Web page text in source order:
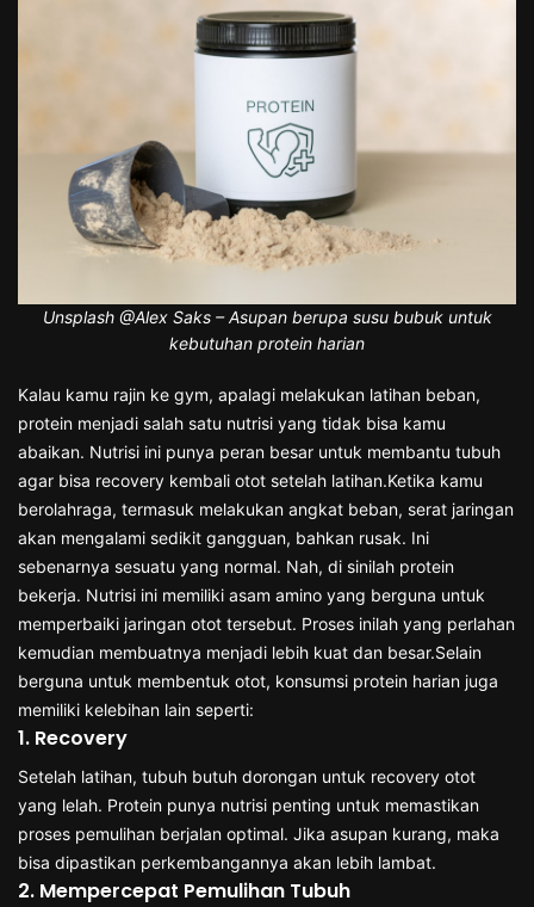
Unsplash @Alex Saks – Asupan berupa susu bubuk untuk
kebutuhan protein harian
Kalau kamu rajin ke gym, apalagi melakukan latihan beban,
protein menjadi salah satu nutrisi yang tidak bisa kamu
abaikan. Nutrisi ini punya peran besar untuk membantu tubuh
agar bisa recovery kembali otot setelah latihan.Ketika kamu
berolahraga, termasuk melakukan angkat beban, serat jaringan
akan mengalami sedikit gangguan, bahkan rusak. Ini
sebenarnya sesuatu yang normal. Nah, di sinilah protein
bekerja. Nutrisi ini memiliki asam amino yang berguna untuk
memperbaiki jaringan otot tersebut. Proses inilah yang perlahan
kemudian membuatnya menjadi lebih kuat dan besar.Selain
berguna untuk membentuk otot, konsumsi protein harian juga
memiliki kelebihan lain seperti:
1. Recovery
Setelah latihan, tubuh butuh dorongan untuk recovery otot
yang lelah. Protein punya nutrisi penting untuk memastikan
proses pemulihan berjalan optimal. Jika asupan kurang, maka
bisa dipastikan perkembangannya akan lebih lambat.
2. Mempercepat Pemulihan Tubuh